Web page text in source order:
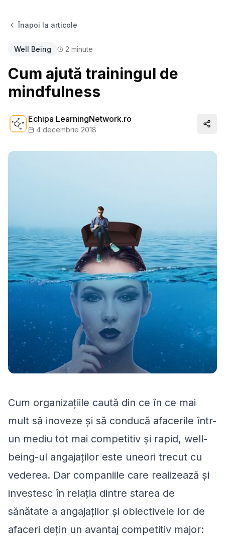
Înapoi la articole
Well Being 2 minute
Cum ajută trainingul de
mindfulness
Echipa LearningNetwork.ro
4 decembrie 2018
Cum organizațiile caută din ce în ce mai
mult să inoveze și să conducă afacerile într-
un mediu tot mai competitiv și rapid, well-
being-ul angajaților este uneori trecut cu
vederea. Dar companiile care realizează și
investesc în relația dintre starea de
sănătate a angajaților și obiectivele lor de
afaceri dețin un avantaj competitiv major: